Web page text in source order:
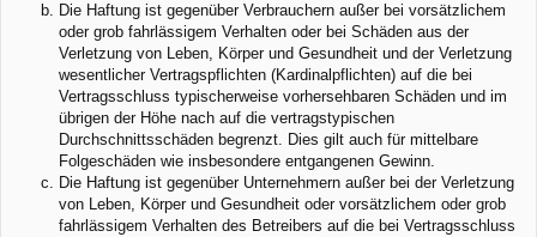
Die Haftung ist gegenüber Verbrauchern außer bei vorsätzlichem
oder grob fahrlässigem Verhalten oder bei Schäden aus der
Verletzung von Leben, Körper und Gesundheit und der Verletzung
wesentlicher Vertragspflichten (Kardinalpflichten) auf die bei
Vertragsschluss typischerweise vorhersehbaren Schäden und im
übrigen der Höhe nach auf die vertragstypischen
Durchschnittsschäden begrenzt. Dies gilt auch für mittelbare
Folgeschäden wie insbesondere entgangenen Gewinn.
Die Haftung ist gegenüber Unternehmern außer bei der Verletzung
von Leben, Körper und Gesundheit oder vorsätzlichem oder grob
fahrlässigem Verhalten des Betreibers auf die bei Vertragsschluss